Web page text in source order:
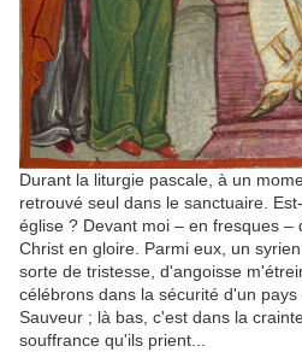
Durant la liturgie pascale, à un
retrouvé seul dans le sanctuaire.
église ? Devant moi – en fresques –
Christ en gloire. Parmi eux, un
sorte de tristesse, d'angoisse
célébrons dans la sécurité d'un
Sauveur ; là bas, c'est dans la
souffrance qu'ils prient...